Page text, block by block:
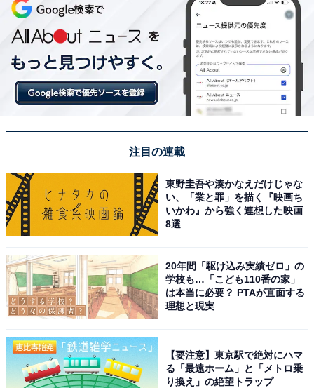
注目の連載
東野圭吾や湊かなえだけじゃな
い、「業と罪」を描く『映画ち
いかわ』から強く連想した映画
8選
20年間「駆け込み実績ゼロ」の
学校も…「こども110番の家」
は本当に必要？ PTAが直面する
理想と現実
【要注意】東京駅で絶対にハマ
る「最遠ホーム」と「メトロ乗
り換え」の絶望トラップ